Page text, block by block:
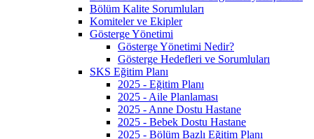
Bölüm Kalite Sorumluları
Komiteler ve Ekipler
Gösterge Yönetimi
Gösterge Yönetimi Nedir?
Gösterge Hedefleri ve Sorumluları
SKS Eğitim Planı
2025 - Eğitim Planı
2025 - Aile Planlaması
2025 - Anne Dostu Hastane
2025 - Bebek Dostu Hastane
2025 - Bölüm Bazlı Eğitim Planı